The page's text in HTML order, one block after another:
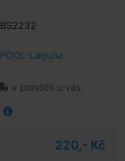
BS2232
POOL-Laguna
v pondělí u vás
220,- Kč